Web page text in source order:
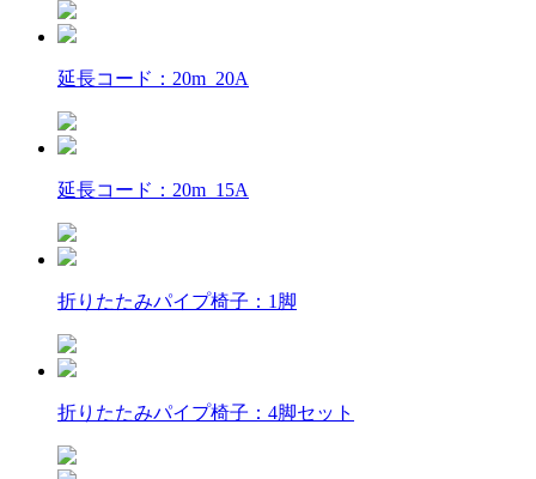
延長コード：20m 20A
延長コード：20m 15A
折りたたみパイプ椅子：1脚
折りたたみパイプ椅子：4脚セット